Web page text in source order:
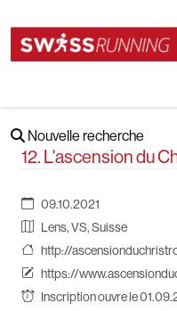
Nouvelle recherche
12. L'ascension du
09.10.2021
Lens, VS, Suisse
http://
https://
Inscription ouvre le